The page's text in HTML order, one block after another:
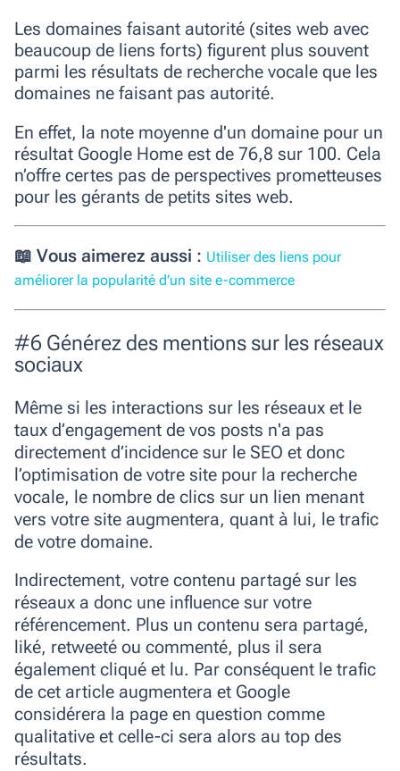
Les domaines faisant autorité (sites web avec
beaucoup de liens forts) figurent plus souvent
parmi les résultats de recherche vocale que les
domaines ne faisant pas autorité.
En effet, la note moyenne d'un domaine pour un
résultat Google Home est de 76,8 sur 100. Cela
n’offre certes pas de perspectives prometteuses
pour les gérants de petits sites web.
📖 Vous aimerez aussi : Utiliser des liens pour
améliorer la popularité d’un site e-commerce
#6 Générez des mentions sur les réseaux
sociaux
Même si les interactions sur les réseaux et le
taux d’engagement de vos posts n'a pas
directement d’incidence sur le SEO et donc
l’optimisation de votre site pour la recherche
vocale, le nombre de clics sur un lien menant
vers votre site augmentera, quant à lui, le trafic
de votre domaine.
Indirectement, votre contenu partagé sur les
réseaux a donc une influence sur votre
référencement. Plus un contenu sera partagé,
liké, retweeté ou commenté, plus il sera
également cliqué et lu. Par conséquent le trafic
de cet article augmentera et Google
considérera la page en question comme
qualitative et celle-ci sera alors au top des
résultats.